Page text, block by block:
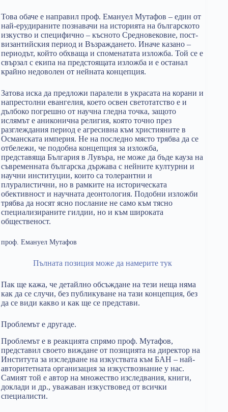
Това обаче е направил проф. Емануел Мутафов – един от
най-ерудираните познавачи на историята на българското
изкуство и специфично – късното Средновековие, пост-
византийския период и Възраждането. Иначе казано –
периодът, който обхваща и споменатата изложба. Той се е
свързал с екипа на предстоящата изложба и е останал
крайно недоволен от нейната концепция.
Затова иска да предложи паралели в украсата на корани и
напрестолни евангелия, което освен светотатство е и
дълбоко погрешно от научна гледна точка, защото
ислямът е аниконична религия, която точно през
разглеждания период е агресивна към християните в
Османската империя. Не на последно място трябва да се
отбележи, че подобна концепция за изложба,
представяща България в Лувъра, не може да бъде кауза на
съвременната българска държава с нейните културни и
научни институции, които са толерантни и
плуралистични, но в рамките на историческата
обективност и научната деонтология. Подобни изложби
трябва да носят ясно послание не само към тясно
специализираните гилдии, но и към широката
общественост.
проф. Емануел Мутафов
Пълната позиция може да намерите тук
Пак ще кажа, че детайлно обсъждане на тези неща няма
как да се случи, без публикуване на тази концепция, без
да се види какво и как ще се представи.
Проблемът е другаде.
Проблемът е в реакцията спрямо проф. Мутафов,
представил своето виждане от позицията на директор на
Института за изследване на изкуствата към БАН – най-
авторитетната организация за изкуствознание у нас.
Самият той е автор на множество изследвания, книги,
доклади и др., уважаван изкуствовед от всички
специалисти.